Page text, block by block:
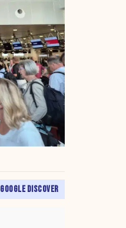
GOOGLE DISCOVER